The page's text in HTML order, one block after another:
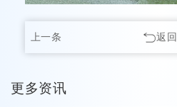
上一条 返回
更多资讯